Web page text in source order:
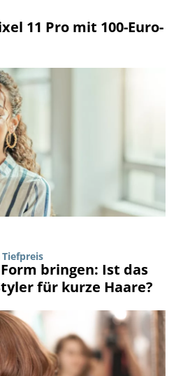
11 Pro mit 100-Euro-
bringen: Ist das
für kurze Haare?